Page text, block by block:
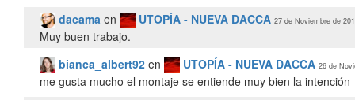
dacama en UTOPÍA - NUEVA DACCA 27 de Noviembre de
Muy buen trabajo.
bianca_albert92 en UTOPÍA - NUEVA DACCA 26 de
me gusta mucho el montaje se entiende muy bien la intención